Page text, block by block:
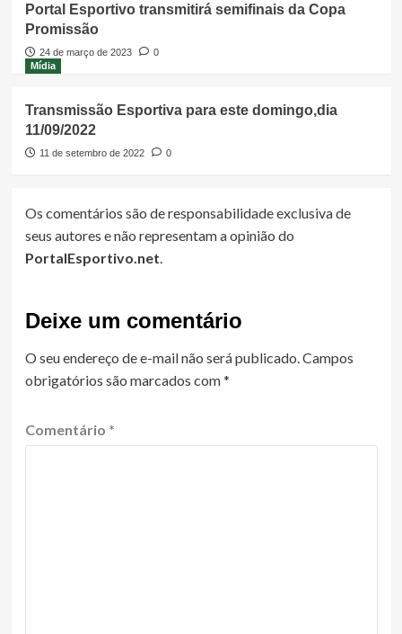
Portal Esportivo transmitirá semifinais da Copa
Promissão
24 de março de 2023
0
Mídia
Transmissão Esportiva para este domingo,dia
11/09/2022
11 de setembro de 2022 0
Os comentários são de responsabilidade exclusiva de
seus autores e não representam a opinião do
PortalEsportivo.net.
Deixe um comentário
O seu endereço de e-mail não será publicado.Campos
obrigatórios são marcados com*
Comentário *